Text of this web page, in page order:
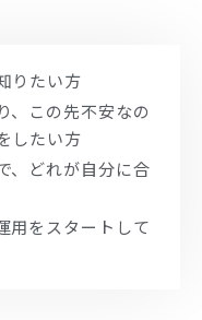
りたい方
、この先不安なの
したい方
、どれが自分に合
用をスタートして